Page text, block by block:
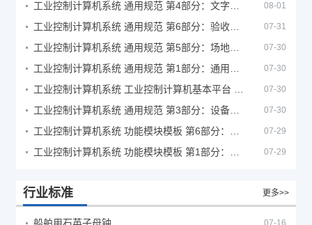
08-01
07-31
07-30
07-30
07-30
07-30
07-29
07-29
行业标准 更多>>
船舶用石英子母钟 07-16